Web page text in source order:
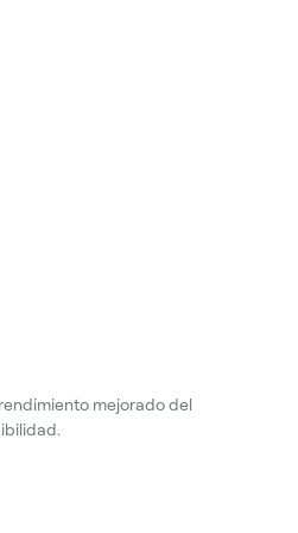
mejorado del